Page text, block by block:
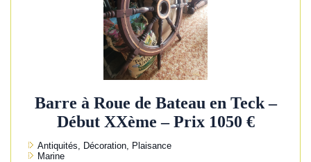
Barre à Roue de Bateau en Teck –
Début XXème – Prix 1050 €
Antiquités, Décoration, Plaisance
Marine